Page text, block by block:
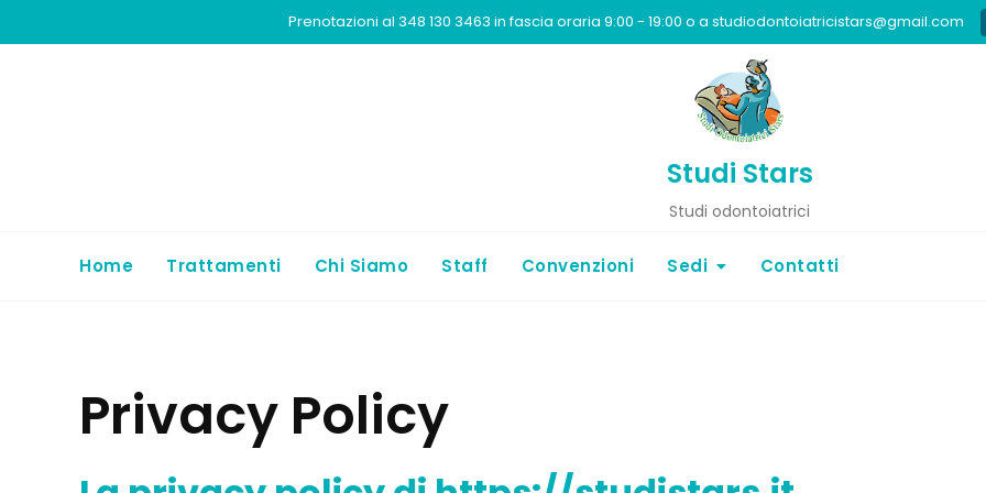
Prenotazioni al 348 130 3463 in fascia oraria 9:00 - 19:00 o a studiodontoiatricistars@gmail.com
Studi Stars
Studi odontoiatrici
Home Trattamenti Chi Siamo Staff Convenzioni Sedi Contatti
Privacy Policy